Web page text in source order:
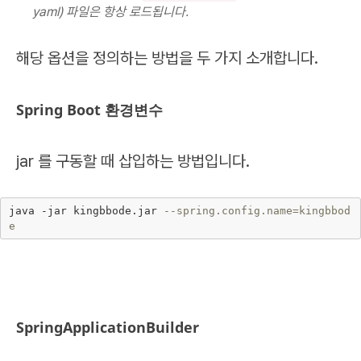
yaml) 파일은 항상 로드됩니다.
해당 옵션을 정의하는 방법을 두 가지 소개합니다.
Spring Boot 환경변수
jar 를 구동할 때 삽입하는 방법입니다.
java -jar kingbbode.jar
--spring.config.name=kingbbod
e
SpringApplicationBuilder